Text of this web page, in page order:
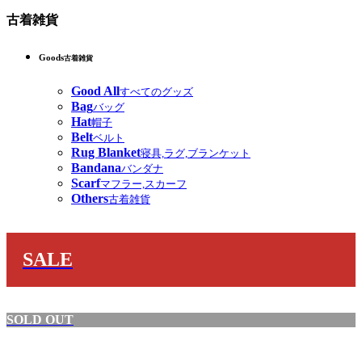
古着雑貨
Goods古着雑貨
Good Allすべてのグッズ
Bagバッグ
Hat帽子
Beltベルト
Rug Blanket寝具,ラグ,ブランケット
Bandanaバンダナ
Scarfマフラー,スカーフ
Others古着雑貨
SALE
SOLD OUT